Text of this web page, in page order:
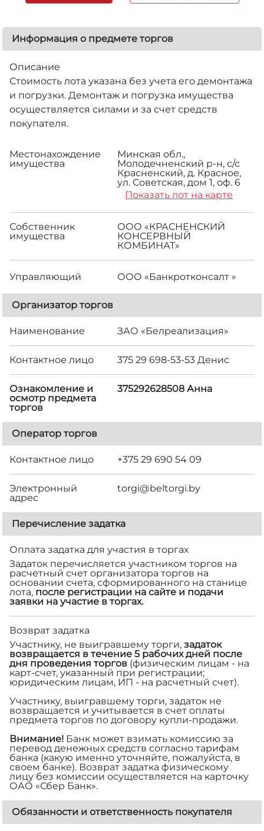
Информация о предмете торгов
Описание
Стоимость лота указана без учета его демонтажа
и погрузки. Демонтаж и погрузка имущества
осуществляется силами и за счет средств
покупателя.
Местонахождение
имущества
Минская обл.,
Молодечненский р-н, с/с
Красненский, д. Красное,
ул. Советская, дом 1, оф. 6
Показать лот на карте
Собственник
имущества
ООО «КРАСНЕНСКИЙ
КОНСЕРВНЫЙ
КОМБИНАТ»
Управляющий ООО «Банкротконсалт »
Организатор торгов
Наименование ЗАО «Белреализация»
Контактное лицо 375 29 698-53-53 Денис
Ознакомление и
осмотр предмета
торгов
375292628508 Анна
Оператор торгов
Контактное лицо +375 29 690 54 09
Электронный
адрес
torgi@beltorgi.by
Перечисление задатка
Оплата задатка для участия в торгах
Задаток перечисляется участником торгов на
расчетный счет организатора торгов на
основании счета, сформированного на станице
лота, после регистрации на сайте и подачи
заявки на участие в торгах.
Возврат задатка
Участнику, не выигравшему торги, задаток
возвращается в течение 5 рабочих дней после
дня проведения торгов (физическим лицам - на
карт-счет, указанный при регистрации;
юридическим лицам, ИП - на расчетный счет).
Участнику, выигравшему торги, задаток не
возвращается и учитывается в счет оплаты
предмета торгов по договору купли-продажи.
Внимание! Банк может взимать комиссию за
перевод денежных средств согласно тарифам
банка (какую именно уточняйте, пожалуйста, в
своем банке). Возврат задатка физическому
лицу без комиссии осуществляется на карточку
ОАО «Сбер Банк».
Обязанности и ответственность покупателя